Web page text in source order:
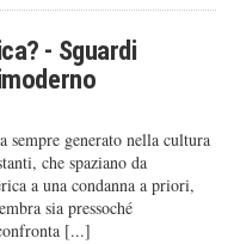
- Sguardi
sempre generato nella cultura
che spaziano da
a una condanna a priori,
sia pressoché
[...]